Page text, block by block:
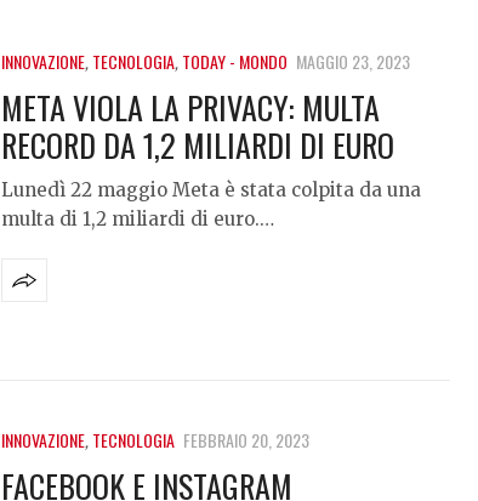
INNOVAZIONE,TECNOLOGIA,TODAY - MONDO MAGGIO 23, 2023
META VIOLA LA PRIVACY: MULTA
RECORD DA 1,2 MILIARDI DI EURO
Lunedì 22 maggio Meta è stata colpita da una
multa di 1,2 miliardi di euro.…
INNOVAZIONE,TECNOLOGIA FEBBRAIO 20, 2023
FACEBOOK E INSTAGRAM